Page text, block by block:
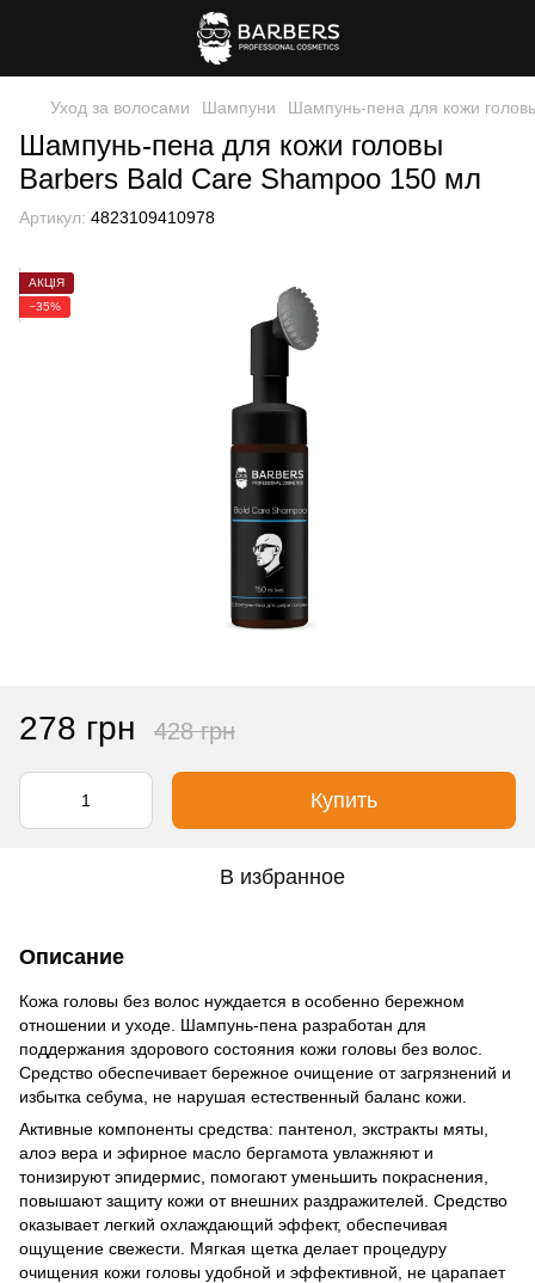
Уход за волосами Шампуни Шампунь-пена для кожи
Шампунь-пена для кожи головы
Barbers Bald Care Shampoo 150 мл
Артикул: 4823109410978
АКЦІЯ
−35%
278 грн 428 грн
Купить
В избранное
Описание
Кожа головы без волос нуждается в особенно бережном
отношении и уходе. Шампунь-пена разработан для
поддержания здорового состояния кожи головы без волос.
Средство обеспечивает бережное очищение от загрязнений и
избытка себума, не нарушая естественный баланс кожи.
Активные компоненты средства: пантенол, экстракты мяты,
алоэ вера и эфирное масло бергамота увлажняют и
тонизируют эпидермис, помогают уменьшить покраснения,
повышают защиту кожи от внешних раздражителей. Средство
оказывает легкий охлаждающий эффект, обеспечивая
ощущение свежести. Мягкая щетка делает процедуру
очищения кожи головы удобной и эффективной, не царапает